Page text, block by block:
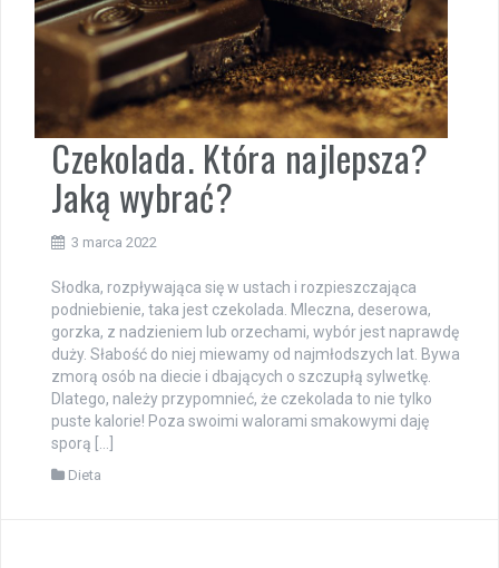
Czekolada. Która najlepsza?
Jaką wybrać?
3 marca 2022
Słodka, rozpływająca się w ustach i rozpieszczająca
podniebienie, taka jest czekolada. Mleczna, deserowa,
gorzka, z nadzieniem lub orzechami, wybór jest naprawdę
duży. Słabość do niej miewamy od najmłodszych lat. Bywa
zmorą osób na diecie i dbających o szczupłą sylwetkę.
Dlatego, należy przypomnieć, że czekolada to nie tylko
puste kalorie! Poza swoimi walorami smakowymi daję
sporą […]
Dieta